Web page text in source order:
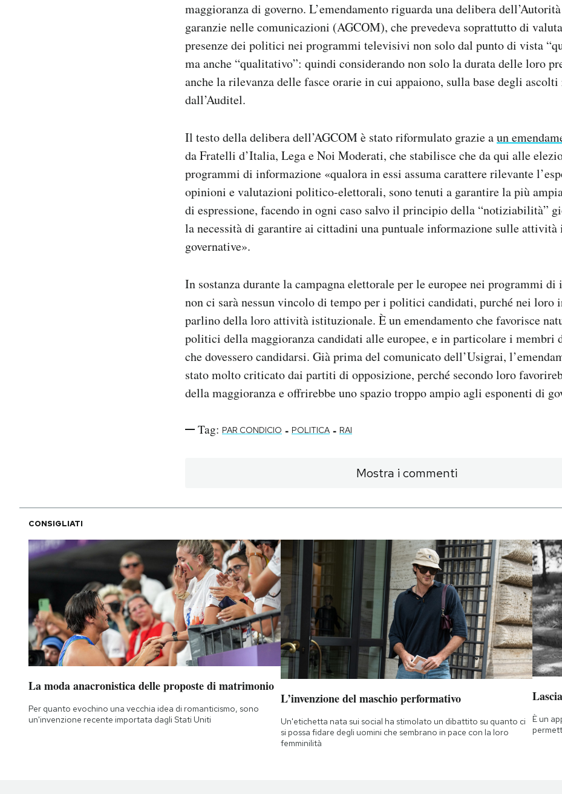
maggioranza di governo. L’emendamento riguarda una delibera
garanzie nelle comunicazioni (AGCOM), che prevedeva soprattutto di
presenze dei politici nei programmi televisivi non solo dal punto di vista
ma anche “qualitativo”: quindi considerando non solo la durata delle loro
anche la rilevanza delle fasce orarie in cui appaiono, sulla base degli
dall’Auditel.
Il testo della delibera dell’AGCOM è stato riformulato grazie aun
da Fratelli d’Italia, Lega e Noi Moderati, che stabilisce che da qui alle
programmi di informazione «qualora in essi assuma carattere rilevante
opinioni e valutazioni politico-elettorali, sono tenuti a garantire la più
di espressione, facendo in ogni caso salvo il principio della “notiziabilità”
la necessità di garantire ai cittadini una puntuale informazione sulle
governative».
In sostanza durante la campagna elettorale per le europee nei programmi
non ci sarà nessun vincolo di tempo per i politici candidati, purché nei loro
parlino della loro attività istituzionale. È un emendamento che favorisce
politici della maggioranza candidati alle europee, e in particolare i membri
che dovessero candidarsi. Già prima del comunicato dell’Usigrai,
stato molto criticato dai partiti di opposizione, perché secondo loro
della maggioranza e offrirebbe uno spazio troppo ampio agli esponenti di
Tag: PAR CONDICIO - POLITICA - RAI
Mostra i commenti
CONSIGLIATI
La moda anacronistica delle proposte di matrimonio
Per quanto evochino una vecchia idea di romanticismo, sono
un'invenzione recente importata dagli Stati Uniti
L’invenzione del maschio performativo
Un'etichetta nata sui social ha stimolato un dibattito su quanto ci
si possa fidare degli uomini che sembrano in pace con la loro
femminilità
È un